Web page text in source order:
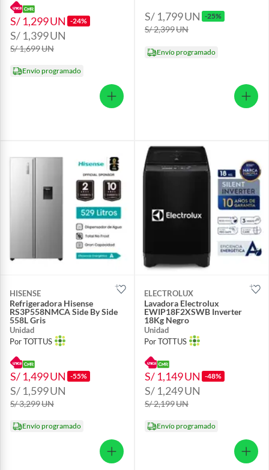
S/ 1,299UN -24%
S/ 1,399UN
S/ 1,699UN
Envío programado
S/ 1,799UN -25%
S/ 2,399UN
Envío programado
HISENSE
Refrigeradora Hisense
RS3P558NMCA Side By Side
558L Gris
Unidad
Por TOTTUS
S/ 1,499UN -55%
S/ 1,599UN
S/ 3,299UN
Envío programado
ELECTROLUX
Lavadora Electrolux
EWIP18F2XSWB Inverter
18Kg Negro
Unidad
Por TOTTUS
S/ 1,149UN -48%
S/ 1,249UN
S/ 2,199UN
Envío programado